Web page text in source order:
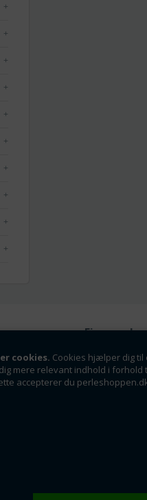
cookies. Cookies hjælper dig
mere relevant indhold i
accepterer du
Perleshoppen
Linde Allé 8
6400